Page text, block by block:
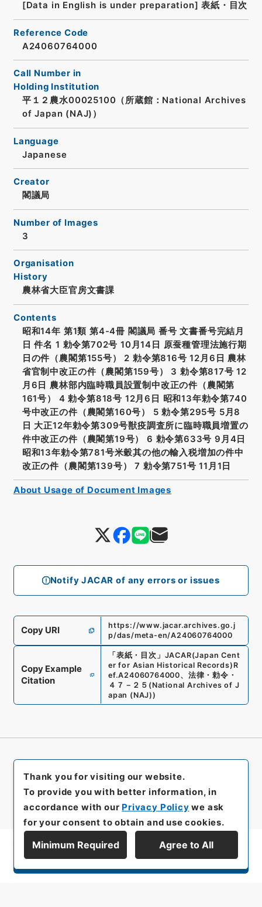
Notify JACAR of any errors or issues
[Data in English is under preparation] 表紙・目次
Reference Code
A24060764000
Call Number in
Holding Institution
平１２農水00025100（所蔵館：National Archives
of Japan (NAJ)）
Language
Japanese
Creator
閣議局
Number of Images
3
Organisation
History
農林省大臣官房文書課
Contents
昭和14年 第1類 第4-4冊 閣議局 番号 文書番号完結月
日 件名 1 勅令第702号 10月14日 原蚕種管理法施行期
日の件（農閣第155号） 2 勅令第816号 12月6日 農林
省官制中改正の件（農閣第159号） 3 勅令第817号 12
月6日 農林部内臨時職員設置制中改正の件（農閣第
161号） 4 勅令第818号 12月6日 昭和13年勅令第740
号中改正の件（農閣第160号） 5 勅令第295号 5月8
日 大正12年勅令第309号獣疫調査所に臨時職員増置の
件中改正の件（農閣第19号） 6 勅令第633号 9月4日
昭和13年勅令第781号米穀其の他の輸入税増加の件中
改正の件（農閣第139号） 7 勅令第751号 11月1日
Copy URI
https://www.jacar.archives.go.j
p/das/meta-en/A24060764000
Copy Example
Citation
「表紙・目次 」 JACAR(Japan Cent
er for Asian Historical Records) R
ef.A24060764000、 法律・勅令・
４７－２５ (National Archives of J
apan (NAJ))
About Usage of Document Images
Display Series Hierarchy
Thank you for visiting our website.
To provide you with better information, in
accordance with our Privacy Policy we ask
for your consent to obtain and use cookies.
Minimum Required Agree to All